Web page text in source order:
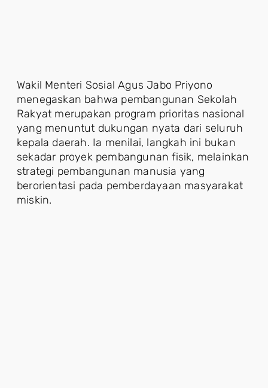
Wakil Menteri Sosial Agus Jabo Priyono
menegaskan bahwa pembangunan Sekolah
Rakyat merupakan program prioritas nasional
yang menuntut dukungan nyata dari seluruh
kepala daerah. Ia menilai, langkah ini bukan
sekadar proyek pembangunan fisik, melainkan
strategi pembangunan manusia yang
berorientasi pada pemberdayaan masyarakat
miskin.